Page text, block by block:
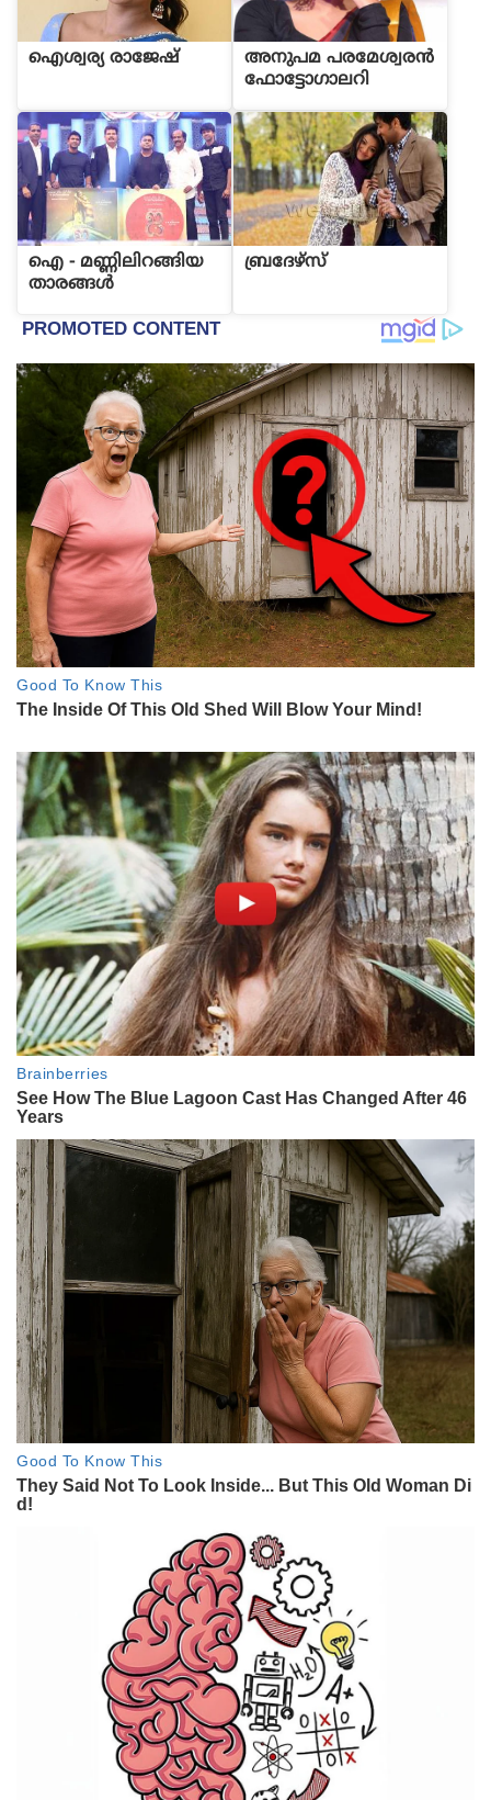
ഐശ്വര്യ രാജേഷ്
അനുപമ പരമേശ്വരന്‍
ഫോട്ടോഗാലറി
ഐ - മണ്ണിലിറങ്ങിയ
താരങ്ങള്‍
ബ്രദേഴ്സ്